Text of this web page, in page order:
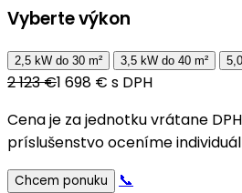
Vyberte výkon
2,5 kW do 30 m² 3,5 kW do 40 m²
2 123 €1 698 € s DPH
Cena je za jednotku vrátane
príslušenstvo oceníme
Chcem ponuku
📞